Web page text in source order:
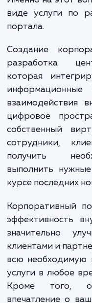
свои
услуги в одном
Именно на этот
виде услуги по
портала.
Создание
разработка
цифровое
сотрудники,
получить
курсе последних
Корпоративный
эффективность